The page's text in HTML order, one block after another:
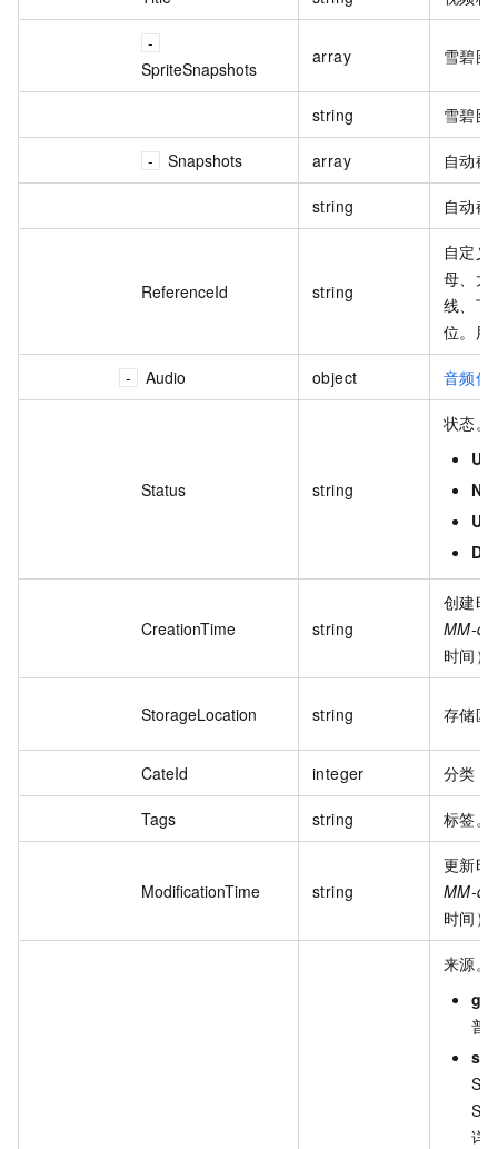
SpriteSnapshots
array 雪碧图
string 雪碧图
Snapshots array 自动截
string 自动截
ReferenceId string
自定义
母、大
线、下
位。用
Audio object 音频信
Status string
状态。
CreationTime string
创建时
MM-dd
时间）
StorageLocation string 存储区
CateId integer 分类
Tags string 标签。
ModificationTime string
更新时
MM-dd
时间）
来源。
普
详